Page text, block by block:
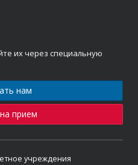
их через специальную
нам
прием
учреждения